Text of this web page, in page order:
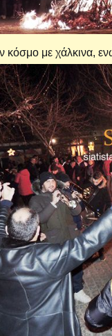
κόσμο με χάλκινα,